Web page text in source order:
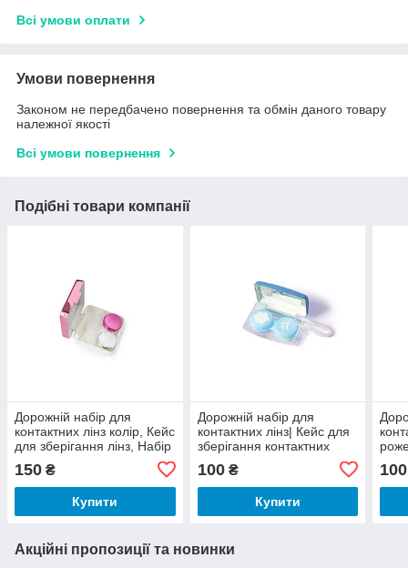
Всі умови оплати
Умови повернення
Законом не передбачено повернення та обмін даного товару
належної якості
Всі умови повернення
Подібні товари компанії
Дорожній набір для
контактних лінз колір, Кейс
для зберігання лінз, Набір
Коробочка для лінз
150 ₴
Купити
Дорожній набір для
контактних лінз| Кейс для
зберігання контактних
100₴
Купити
100
Акційні пропозиції та новинки